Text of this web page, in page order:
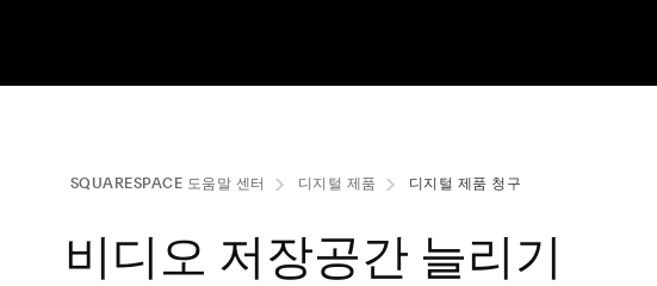
SQUARESPACE 도움말 센터 디지털 제품 디지털 제품 청구
비디오 저장공간 늘리기